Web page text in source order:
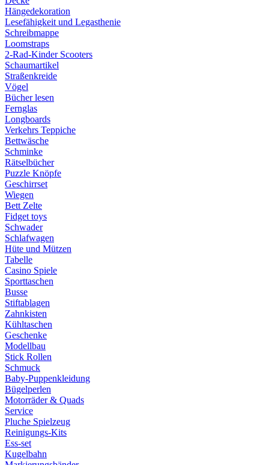
Hängedekoration
Lesefähigkeit und Legasthenie
Schreibmappe
Loomstraps
2-Rad-Kinder Scooters
Schaumartikel
Straßenkreide
Vögel
Bücher lesen
Fernglas
Longboards
Verkehrs Teppiche
Bettwäsche
Schminke
Rätselbücher
Puzzle Knöpfe
Geschirrset
Wiegen
Bett Zelte
Fidget toys
Schwader
Schlafwagen
Hüte und Mützen
Tabelle
Casino Spiele
Sporttaschen
Busse
Stiftablagen
Zahnkisten
Kühltaschen
Geschenke
Modellbau
Stick Rollen
Schmuck
Baby-Puppenkleidung
Bügelperlen
Motorräder & Quads
Service
Pluche Spielzeug
Reinigungs-Kits
Ess-set
Kugelbahn